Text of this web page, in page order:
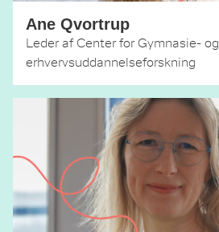
Ane Qvortrup
Leder af Center for Gymnasie- og
erhvervsuddannelseforskning